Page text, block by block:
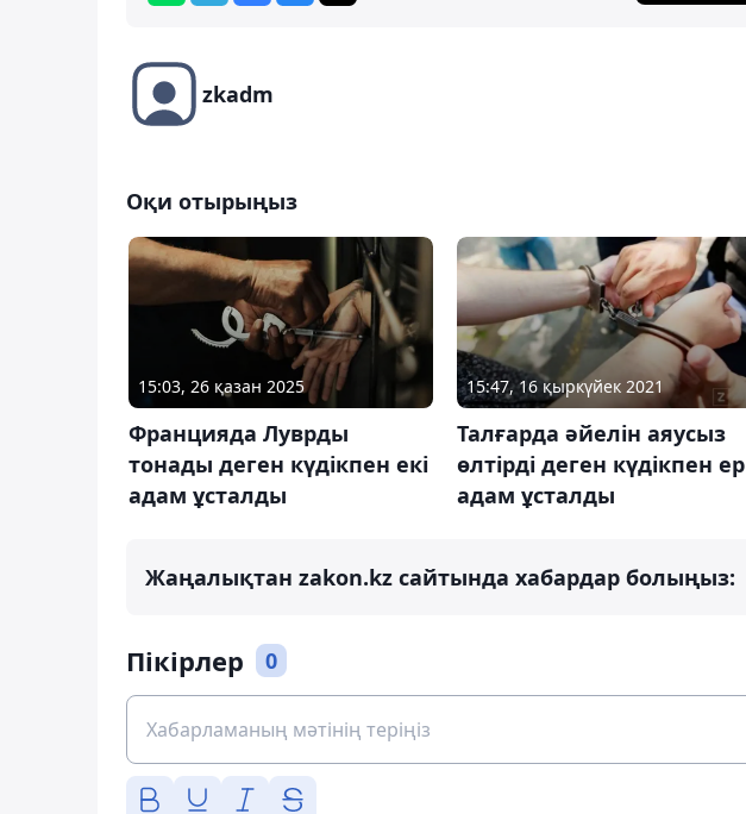
zkadm
Оқи отырыңыз
15:03, 26 қазан 2025
Францияда Луврды
тонады деген күдікпен екі
адам ұсталды
15:47, 16 қыркүйек 2021
Талғарда әйелін аяусыз
өлтірді деген күдікпен ер
адам ұсталды
Жаңалықтан zakon.kz сайтында хабардар болыңыз:
Пікірлер 0